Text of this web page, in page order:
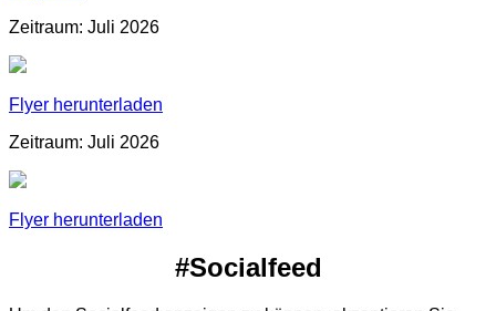
Zeitraum: Juli 2026
Flyer herunterladen
Zeitraum: Juli 2026
Flyer herunterladen
#Socialfeed